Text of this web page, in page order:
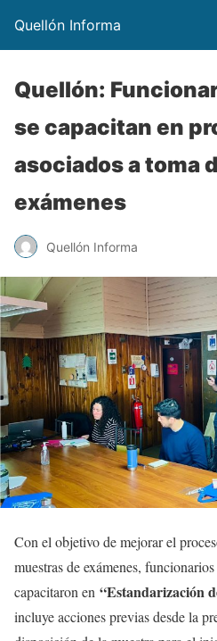
Quellón Informa
Quellón:
se capacitan en
asociados a toma
exámenes
Quellón Informa
Con el objetivo de mejorar el
muestras de exámenes,
capacitaron en “Estandarización
incluye acciones previas desde la